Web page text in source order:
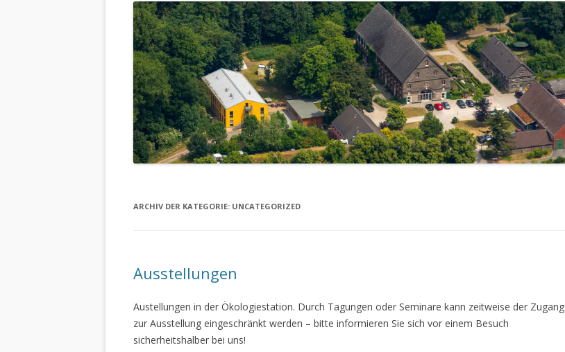
DIE ÖKOLOGIESTATION – FAST
900 JAHRE VORGESCHICHTE
ARCHIV DER KATEGORIE: UNCATEGORIZED
Ausstellungen
Austellungen in der Ökologiestation. Durch Tagungen oder Seminare kann zeitweise der Zugang
zur Ausstellung eingeschränkt werden – bitte informieren Sie sich vor einem Besuch
sicherheitshalber bei uns!